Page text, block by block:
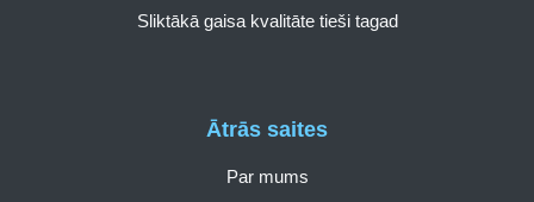
Ātrās saites
Par mums
Sliktākā gaisa kvalitāte tieši tagad